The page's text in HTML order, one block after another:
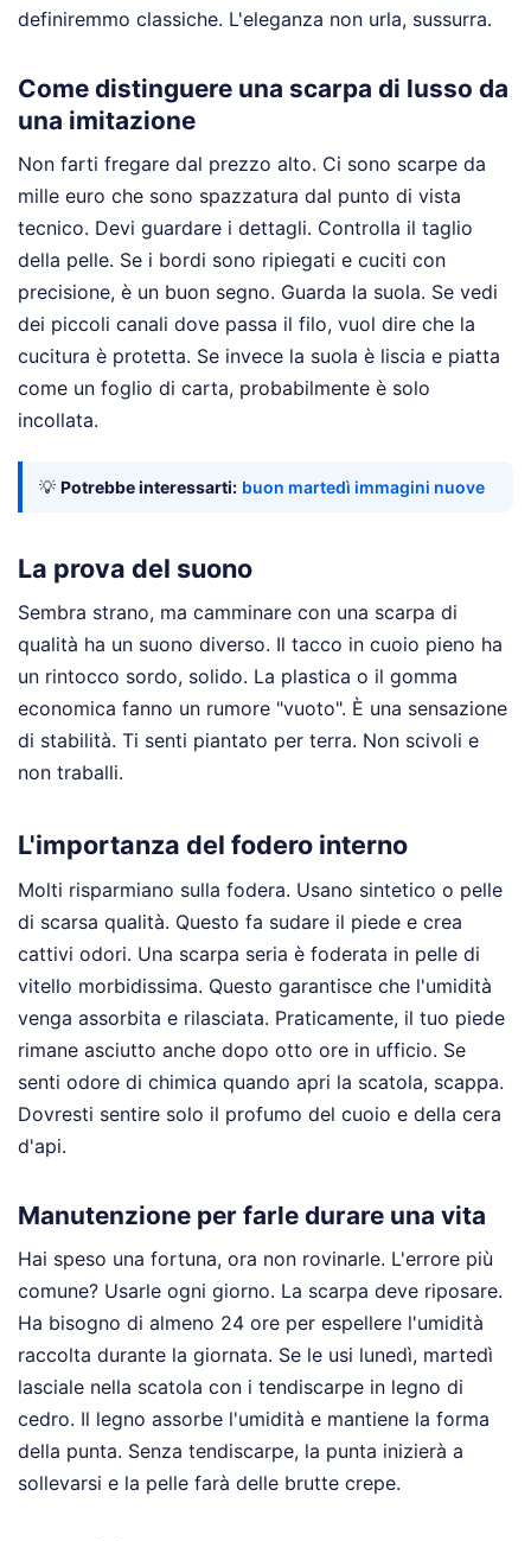
definiremmo classiche. L'eleganza non urla, sussurra.
Come distinguere una scarpa di lusso da
una imitazione
Non farti fregare dal prezzo alto. Ci sono scarpe da
mille euro che sono spazzatura dal punto di vista
tecnico. Devi guardare i dettagli. Controlla il taglio
della pelle. Se i bordi sono ripiegati e cuciti con
precisione, è un buon segno. Guarda la suola. Se vedi
dei piccoli canali dove passa il filo, vuol dire che la
cucitura è protetta. Se invece la suola è liscia e piatta
come un foglio di carta, probabilmente è solo
incollata.
💡 Potrebbe interessarti: buon martedì immagini nuove
La prova del suono
Sembra strano, ma camminare con una scarpa di
qualità ha un suono diverso. Il tacco in cuoio pieno ha
un rintocco sordo, solido. La plastica o il gomma
economica fanno un rumore "vuoto". È una sensazione
di stabilità. Ti senti piantato per terra. Non scivoli e
non traballi.
L'importanza del fodero interno
Molti risparmiano sulla fodera. Usano sintetico o pelle
di scarsa qualità. Questo fa sudare il piede e crea
cattivi odori. Una scarpa seria è foderata in pelle di
vitello morbidissima. Questo garantisce che l'umidità
venga assorbita e rilasciata. Praticamente, il tuo piede
rimane asciutto anche dopo otto ore in ufficio. Se
senti odore di chimica quando apri la scatola, scappa.
Dovresti sentire solo il profumo del cuoio e della cera
d'api.
Manutenzione per farle durare una vita
Hai speso una fortuna, ora non rovinarle. L'errore più
comune? Usarle ogni giorno. La scarpa deve riposare.
Ha bisogno di almeno 24 ore per espellere l'umidità
raccolta durante la giornata. Se le usi lunedì, martedì
lasciale nella scatola con i tendiscarpe in legno di
cedro. Il legno assorbe l'umidità e mantiene la forma
della punta. Senza tendiscarpe, la punta inizierà a
sollevarsi e la pelle farà delle brutte crepe.